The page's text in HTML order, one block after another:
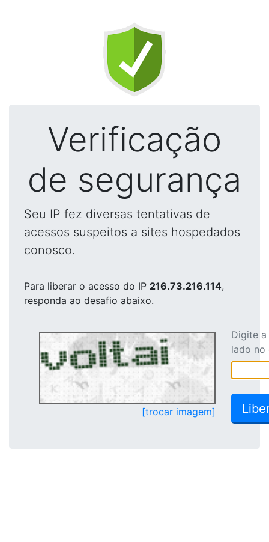
Verificação
de segurança
Seu IP fez diversas tentativas de
acessos suspeitos a sites hospedados
conosco.
Para liberar o acesso do IP 216.73.216.114,
responda ao desafio abaixo.
[trocar imagem]
Digite
lado no